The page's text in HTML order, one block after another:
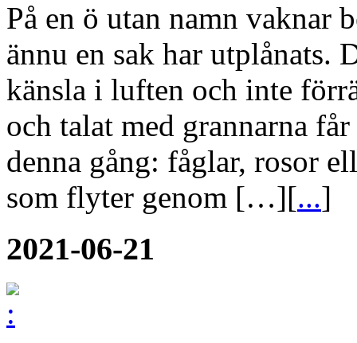
På en ö utan namn vaknar
ännu en sak har utplånats.
känsla i luften och inte
och talat med grannarna
denna gång: fåglar, rosor
som flyter genom […][...]
2021-06-21